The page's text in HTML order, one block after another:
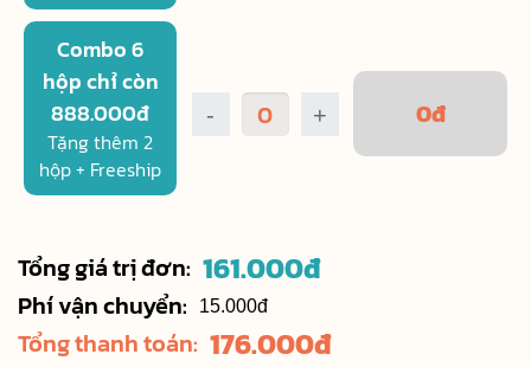
Combo 6
hộp chỉ còn
888.000đ
Tặng thêm 2
hộp + Freeship
- + 0đ
Tổng giá trị đơn: 161.000đ
Phí vận chuyển: 15.000đ
Tổng thanh toán: 176.000đ